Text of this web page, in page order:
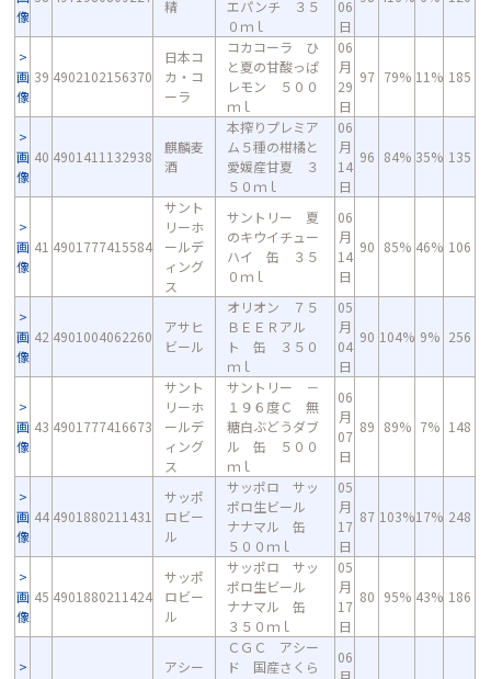
像
精
エパンチ ３５
０ｍｌ
06
日
画
像
39 4902102156370
日本コ
カ・コ
ーラ
コカコーラ ひ
と夏の甘酸っぱ
レモン ５００
ｍｌ
06
月
29
日
97 79% 11% 185
画
像
40 4901411132938
麒麟麦
酒
本搾りプレミア
ム５種の柑橘と
愛媛産甘夏 ３
５０ｍｌ
06
月
14
日
96 84% 35% 135
画
像
41 4901777415584
サント
リーホ
ールデ
ィング
ス
サントリー 夏
のキウイチュー
ハイ 缶 ３５
０ｍｌ
06
月
14
日
90 85% 46% 106
画
像
42 4901004062260
アサヒ
ビール
オリオン ７５
ＢＥＥＲアル
ト 缶 ３５０
ｍｌ
05
月
04
日
90 104% 9% 256
画
像
43 4901777416673
サント
リーホ
ールデ
ィング
ス
サントリー －
１９６度Ｃ 無
糖白ぶどうダブ
ル 缶 ５００
ｍｌ
06
月
07
日
89 89% 7% 148
画
像
44 4901880211431
サッポ
ロビー
ル
サッポロ サッ
ポロ生ビール
ナナマル 缶
５００ｍｌ
05
月
17
日
87 103%17% 248
画
像
45 4901880211424
サッポ
ロビー
ル
サッポロ サッ
ポロ生ビール
ナナマル 缶
３５０ｍｌ
05
月
17
日
80 95% 43% 186
アシー
ＣＧＣ アシー
ド 国産さくら
06